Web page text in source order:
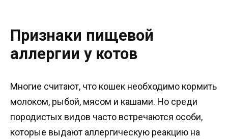
Признаки пищевой
аллергии у котов
Многие считают, что кошек необходимо кормить
молоком, рыбой, мясом и кашами. Но среди
породистых видов часто встречаются особи,
которые выдают аллергическую реакцию на